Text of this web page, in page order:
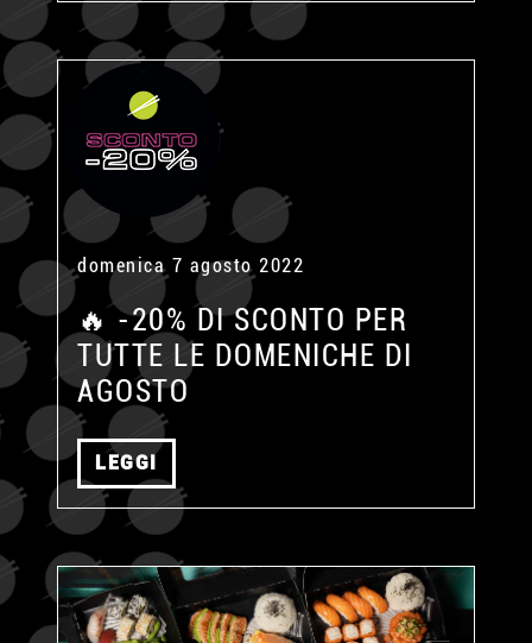
domenica 7 agosto 2022
🔥 -20% DI SCONTO PER
TUTTE LE DOMENICHE DI
AGOSTO
LEGGI